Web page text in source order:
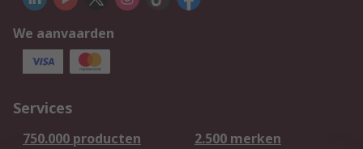
We aanvaarden
Services
750.000 producten
2.500 merken